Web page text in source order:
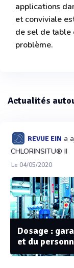
applications
et conviviale
de sel de table
problème.
Actualités
REVUE EIN a
CHLORINSITU® II
Le 04/05/2020
Dosage :
et du